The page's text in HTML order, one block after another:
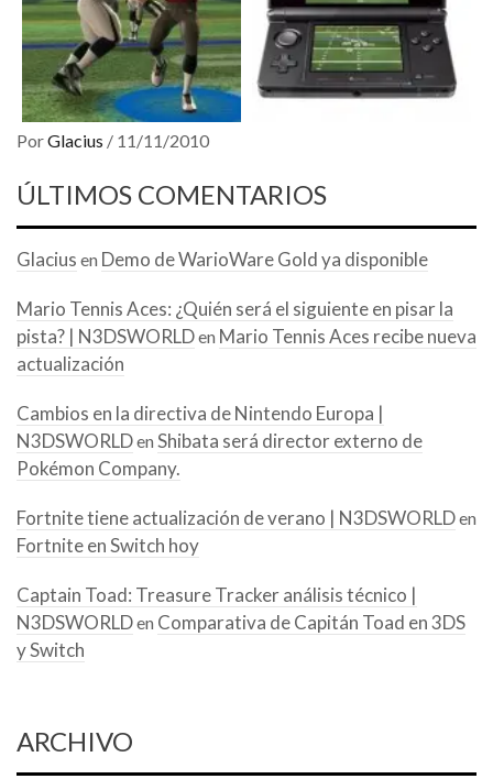
PorGlacius / 11/11/2010
ÚLTIMOS COMENTARIOS
Glacius en Demo de WarioWare Gold ya disponible
Mario Tennis Aces: ¿Quién será el siguiente en pisar la
pista? | N3DSWORLDen Mario Tennis Aces recibe nueva
actualización
Cambios en la directiva de Nintendo Europa |
N3DSWORLDen Shibata será director externo de
Pokémon Company.
Fortnite tiene actualización de verano | N3DSWORLDen
Fortnite en Switch hoy
Captain Toad: Treasure Tracker análisis técnico |
N3DSWORLDen Comparativa de Capitán Toad en 3DS
y Switch
ARCHIVO